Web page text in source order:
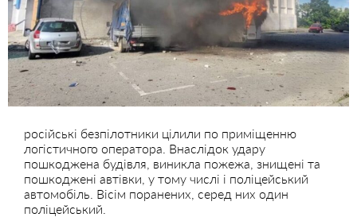
російські безпілотники цілили по приміщенню
логістичного оператора. Внаслідок удару
пошкоджена будівля, виникла пожежа, знищені та
пошкоджені автівки, у тому числі і поліцейський
автомобіль. Вісім поранених, серед них один
поліцейський.